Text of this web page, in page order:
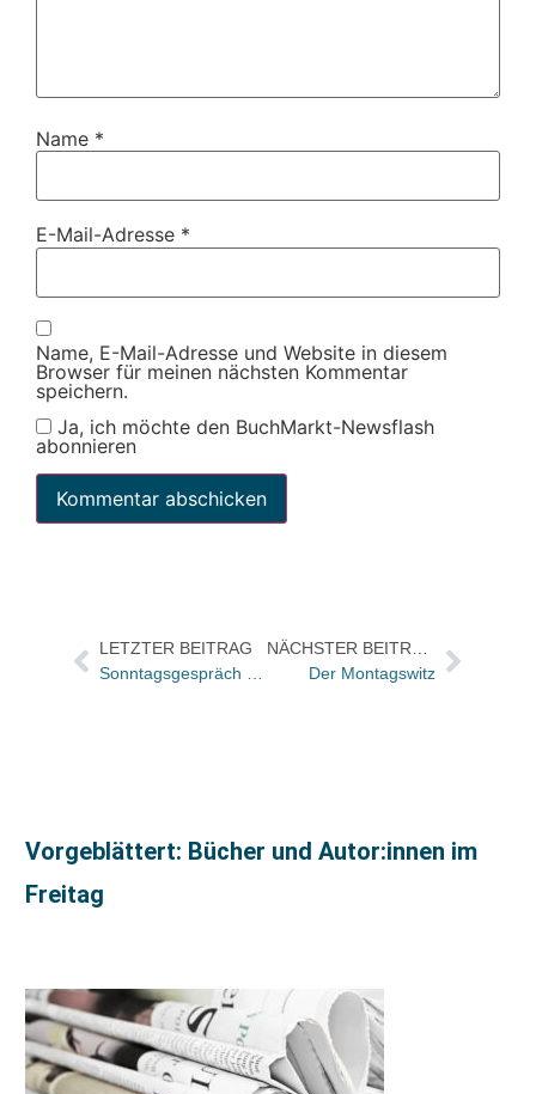
Name *
E-Mail-Adresse *
Name, E-Mail-Adresse und Website in diesem
Browser für meinen nächsten Kommentar
speichern.
Ja, ich möchte den BuchMarkt-Newsflash
abonnieren
LETZTER BEITRAG
Der Montagswitz
Vorgeblättert: Bücher und Autor:innen im
Freitag